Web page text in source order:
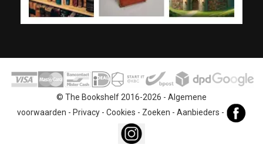
© The Bookshelf 2016-2026 - Algemene
voorwaarden - Privacy- Cookies - Zoeken - Aanbieders -